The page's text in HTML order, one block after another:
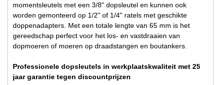
momentsleutels met een 3/8" dopsleutel en kunnen ook
worden gemonteerd op 1/2" of 1/4" ratels met geschikte
doppenadapters. Met een totale lengte van 65 mm is het
gereedschap perfect voor het los- en vastdraaien van
dopmoeren of moeren op draadstangen en boutankers.
Professionele dopsleutels in werkplaatskwaliteit met 25
jaar garantie tegen discountprijzen